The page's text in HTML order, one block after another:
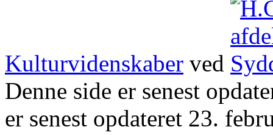
Kulturvidenskaber ved
Denne side er senest
er senest opdateret 23.